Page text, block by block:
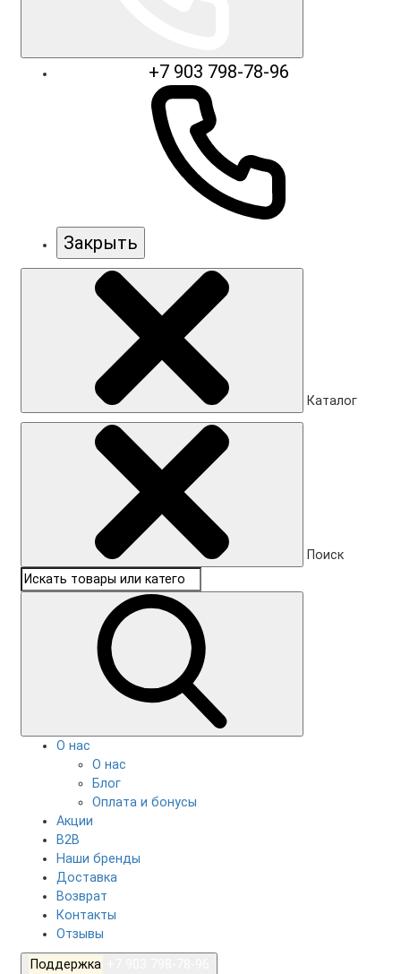
+7 903 798-78-96
Закрыть
Каталог
Поиск
О нас
О нас
Блог
Оплата и бонусы
Акции
B2B
Наши бренды
Доставка
Возврат
Контакты
Отзывы
Поддержка